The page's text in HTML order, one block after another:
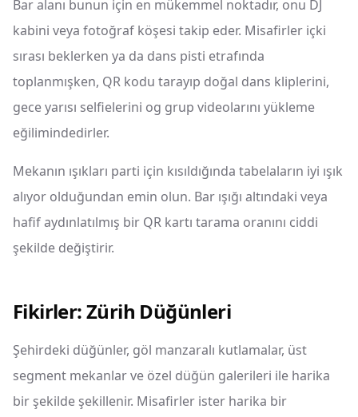
Bar alanı bunun için en mükemmel noktadır, onu DJ
kabini veya fotoğraf köşesi takip eder. Misafirler içki
sırası beklerken ya da dans pisti etrafında
toplanmışken, QR kodu tarayıp doğal dans kliplerini,
gece yarısı selfielerini og grup videolarını yükleme
eğilimindedirler.
Mekanın ışıkları parti için kısıldığında tabelaların iyi ışık
alıyor olduğundan emin olun. Bar ışığı altındaki veya
hafif aydınlatılmış bir QR kartı tarama oranını ciddi
şekilde değiştirir.
Fikirler: Zürih Düğünleri
Şehirdeki düğünler, göl manzaralı kutlamalar, üst
segment mekanlar ve özel düğün galerileri ile harika
bir şekilde şekillenir. Misafirler ister harika bir